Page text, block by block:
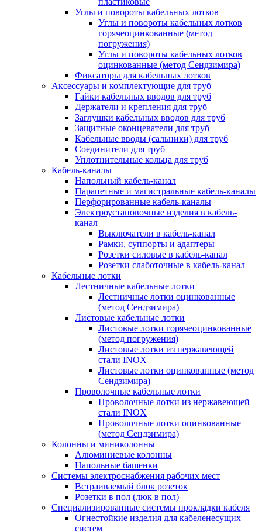
Углы и повороты кабельных лотков
Углы и повороты кабельных лотков
горячеоцинкованные (метод
погружения)
Углы и повороты кабельных лотков
оцинкованные (метод Сендзимира)
Фиксаторы для кабельных лотков
Аксессуары и комплектующие для труб
Гайки кабельных вводов для труб
Держатели и крепления для труб
Заглушки кабельных вводов для труб
Защитные оконцеватели для труб
Кабельные вводы (сальники) для труб
Соединители для труб
Уплотнительные кольца для труб
Кабель-каналы
Напольный кабель-канал
Парапетные и магистральные кабель-каналы
Перфорированные кабель-каналы
Электроустановочные изделия в кабель-
канал
Выключатели в кабель-канал
Рамки, суппорты и адаптеры
Розетки силовые в кабель-канал
Розетки слаботочные в кабель-канал
Кабельные лотки
Лестничные кабельные лотки
Лестничные лотки оцинкованные
(метод Сендзимира)
Листовые кабельные лотки
Листовые лотки горячеоцинкованные
(метод погружения)
Листовые лотки из нержавеющей
стали INOX
Листовые лотки оцинкованные (метод
Сендзимира)
Проволочные кабельные лотки
Проволочные лотки из нержавеющей
стали INOX
Проволочные лотки оцинкованные
(метод Сендзимира)
Колонны и миниколонны
Алюминиевые колонны
Напольные башенки
Системы электроснабжения рабочих мест
Встраиваемый блок розеток
Розетки в пол (люк в пол)
Специализированные системы прокладки кабеля
Огнестойкие изделия для кабеленесущих
систем